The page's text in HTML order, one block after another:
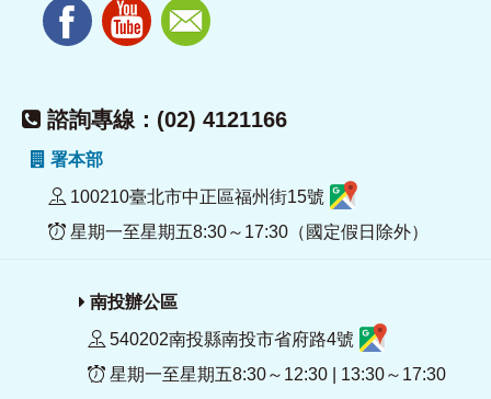
諮詢專線：(02) 4121166
署本部
100210臺北市中正區福州街15號
星期一至星期五8:30～17:30（國定假日除外）
南投辦公區
540202南投縣南投市省府路4號
星期一至星期五8:30～12:30 | 13:30～17:30